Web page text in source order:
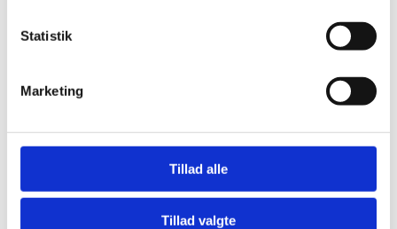
Statistik
Marketing
Tillad alle
Tillad valgte
Hjælp til fejlproduktion